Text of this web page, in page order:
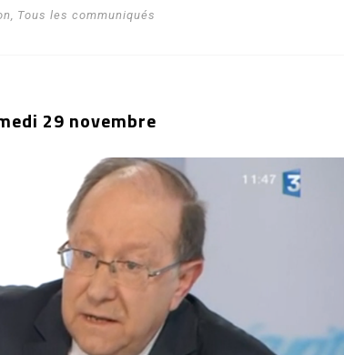
Tous les communiqués
29 novembre